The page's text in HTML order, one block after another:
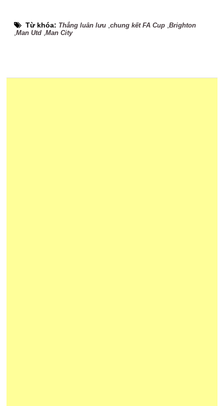
Từ khóa: Thắng luân lưu ,chung kết FA Cup ,Brighton
,Man Utd ,Man City